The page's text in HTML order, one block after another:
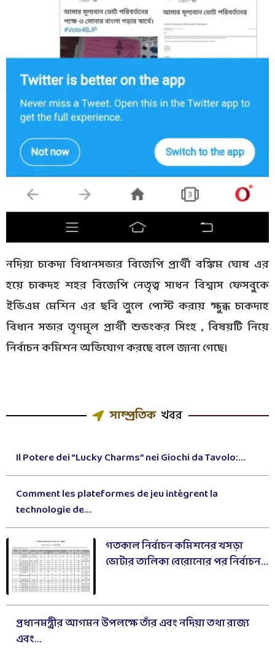
নদিয়া চাকদা বিধানসভার বিজেপি প্রার্থী বঙ্কিম ঘোষ এর
হয়ে চাকদহ শহর বিজেপি নেতৃত্ব সাধন বিশ্বাস ফেসবুকে
ইভিএম মেশিন এর ছবি তুলে পোস্ট করায় ক্ষুব্ধ চাকদাহ
বিধান সভার তৃণমূল প্রার্থী শুভংকর সিংহ , বিষয়টি নিয়ে
নির্বাচন কমিশন অভিযোগ করছে বলে জানা গেছে।
সাম্প্রতিক খবর
Il Potere dei “Lucky Charms” nei Giochi da Tavolo:...
Comment les plateformes de jeu intègrent la
technologie de...
গতকাল নির্বাচন কমিশনের খসড়া
ভোটার তালিকা বেরোনোর পর নির্বাচন...
প্রধানমন্ত্রীর আগমন উপলক্ষে তাঁর এবং নদিয়া তথা রাজ্য
এবং...